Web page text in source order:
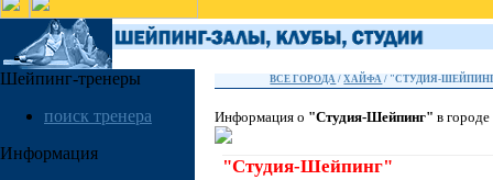
Шейпинг-тренеры
поиск тренера
Информация
ВСЕ ГОРОДА /ХАЙФА / "СТУДИЯ-
Информация о "Студия-Шейпинг" в городе
"Студия-Шейпинг"